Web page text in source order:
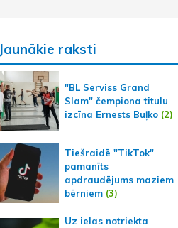
Jaunākie raksti
"BL Serviss Grand
Slam" čempiona titulu
izcīna Ernests Buļko(2)
Tiešraidē "TikTok"
pamanīts
apdraudējums maziem
bērniem(3)
Uz ielas notriekta